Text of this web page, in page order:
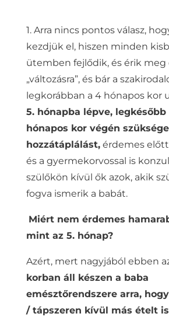
1. Arra nincs pontos válasz,
kezdjük el, hiszen minden
ütemben fejlődik, és érik meg
„változásra”, és bár a
legkorábban a 4 hónapos kor
5. hónapba lépve,
hónapos kor végén
hozzátáplálást,érdemes
és a gyermekorvossal is
szülőkön kívül ők azok, akik
fogva ismerik a babát.
Miért nem érdemes
mint az 5. hónap?
Azért, mert nagyjából ebben
korban áll készen a baba
emésztőrendszere arra,
/ tápszeren kívül más ételt is